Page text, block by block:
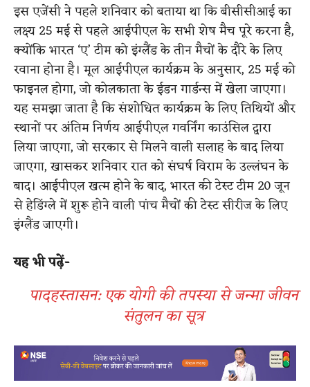
इस एजेंसी ने पहले शनिवार को बताया था कि बीसीसीआई का
लक्ष्य 25 मई से पहले आईपीएल के सभी शेष मैच पूरे करना है,
क्योंकि भारत ‘ए’ टीम को इंग्लैंड के तीन मैचों के दौरे के लिए
रवाना होना है। मूल आईपीएल कार्यक्रम के अनुसार, 25 मई को
फाइनल होगा, जो कोलकाता के ईडन गार्डन्स में खेला जाएगा।
यह समझा जाता है कि संशोधित कार्यक्रम के लिए तिथियों और
स्थानों पर अंतिम निर्णय आईपीएल गवर्निंग काउंसिल द्वारा
लिया जाएगा, जो सरकार से मिलने वाली सलाह के बाद लिया
जाएगा, खासकर शनिवार रात को संघर्ष विराम के उल्लंघन के
बाद। आईपीएल खत्म होने के बाद, भारत की टेस्ट टीम 20 जून
से हेडिंग्ले में शुरू होने वाली पांच मैचों की टेस्ट सीरीज के लिए
इंग्लैंड जाएगी।
यह भी पढ़ें-
पादहस्तासन: एक योगी की तपस्या से जन्मा जीवन
संतुलन का सूत्र